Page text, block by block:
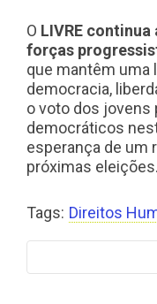
O LIVRE
forças
que mantêm uma
democracia,
o voto dos jovens
democráticos
esperança de um
próximas eleições.
Tags: Direitos